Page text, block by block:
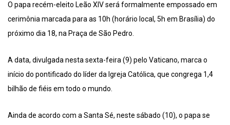
O papa recém-eleito Leão XIV será formalmente empossado em
cerimônia marcada para as 10h (horário local, 5h em Brasília) do
próximo dia 18, na Praça de São Pedro.
A data, divulgada nesta sexta-feira (9) pelo Vaticano, marca o
início do pontificado do líder da Igreja Católica, que congrega 1,4
bilhão de fiéis em todo o mundo.
Ainda de acordo com a Santa Sé, neste sábado (10), o papa se